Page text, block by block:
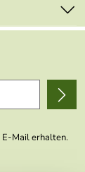
Mail erhalten.
Form